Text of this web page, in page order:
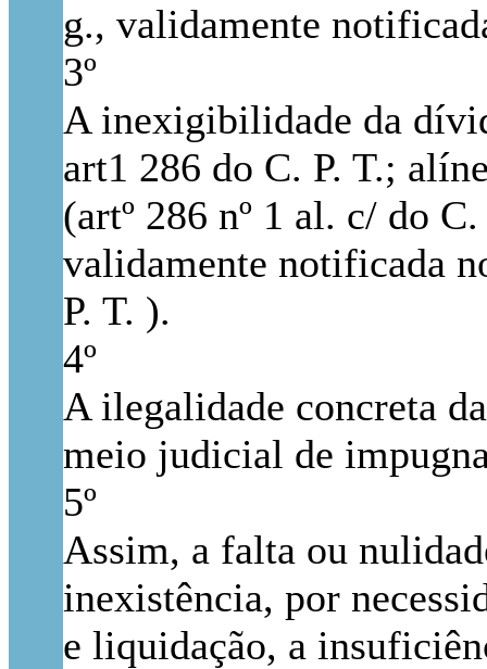
g., validamente
3º
A inexigibilidade da
art1 286 do C. P. T.;
(artº 286 nº 1 al. c/ do
validamente notificada
P. T. ).
4º
A ilegalidade concreta
meio judicial de
5º
Assim, a falta ou
inexistência, por
e liquidação, a